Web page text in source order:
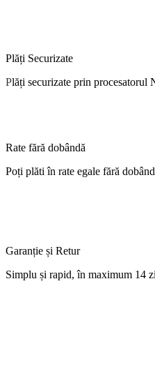
Plăți Securizate
Plăți securizate prin procesatorul
Rate fără dobândă
Poți plăti în rate egale fără
Garanție și Retur
Simplu și rapid,în maximum 14